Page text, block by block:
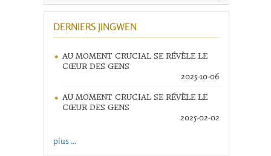
DERNIERS JINGWEN
AU MOMENT CRUCIAL SE RÉVÈLE LE
CŒUR DES GENS
2025-10-06
AU MOMENT CRUCIAL SE RÉVÈLE LE
CŒUR DES GENS
2025-02-02
plus ...